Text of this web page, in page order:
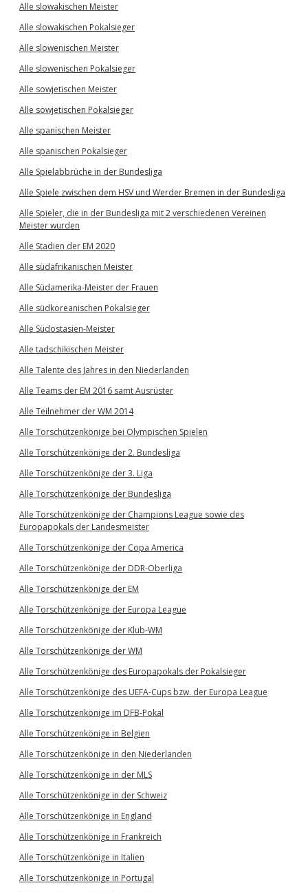
Alle slowakischen Meister
Alle slowakischen Pokalsieger
Alle slowenischen Meister
Alle slowenischen Pokalsieger
Alle sowjetischen Meister
Alle sowjetischen Pokalsieger
Alle spanischen Meister
Alle spanischen Pokalsieger
Alle Spielabbrüche in der Bundesliga
Alle Spiele zwischen dem HSV und Werder Bremen in der Bundesliga
Alle Spieler, die in der Bundesliga mit 2 verschiedenen Vereinen
Meister wurden
Alle Stadien der EM 2020
Alle südafrikanischen Meister
Alle Südamerika-Meister der Frauen
Alle südkoreanischen Pokalsieger
Alle Südostasien-Meister
Alle tadschikischen Meister
Alle Talente des Jahres in den Niederlanden
Alle Teams der EM 2016 samt Ausrüster
Alle Teilnehmer der WM 2014
Alle Torschützenkönige bei Olympischen Spielen
Alle Torschützenkönige der 2. Bundesliga
Alle Torschützenkönige der 3. Liga
Alle Torschützenkönige der Bundesliga
Alle Torschützenkönige der Champions League sowie des
Europapokals der Landesmeister
Alle Torschützenkönige der Copa America
Alle Torschützenkönige der DDR-Oberliga
Alle Torschützenkönige der EM
Alle Torschützenkönige der Europa League
Alle Torschützenkönige der Klub-WM
Alle Torschützenkönige der WM
Alle Torschützenkönige des Europapokals der Pokalsieger
Alle Torschützenkönige des UEFA-Cups bzw. der Europa League
Alle Torschützenkönige im DFB-Pokal
Alle Torschützenkönige in Belgien
Alle Torschützenkönige in den Niederlanden
Alle Torschützenkönige in der MLS
Alle Torschützenkönige in der Schweiz
Alle Torschützenkönige in England
Alle Torschützenkönige in Frankreich
Alle Torschützenkönige in Italien
Alle Torschützenkönige in Portugal